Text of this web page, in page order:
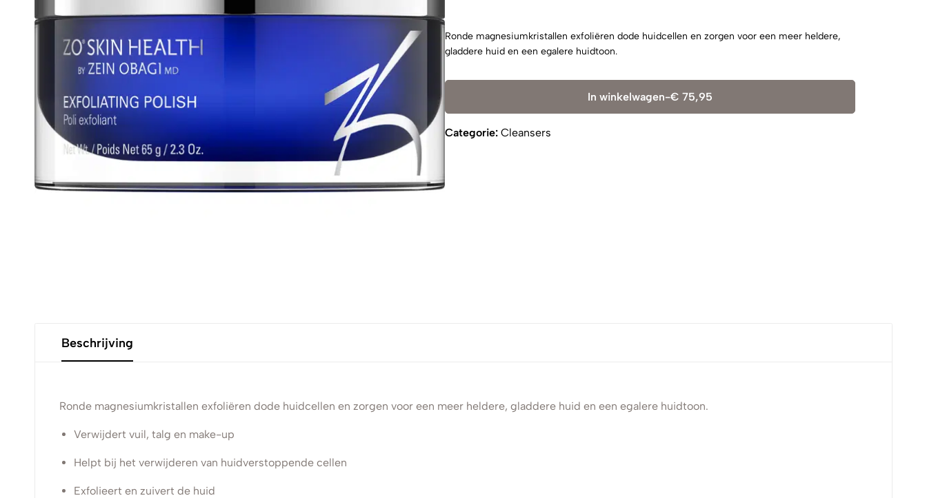
Ronde magnesiumkristallen exfoliëren dode huidcellen en zorgen voor een meer heldere,
gladdere huid en een egalere huidtoon.
In winkelwagen-€ 75,95
Categorie: Cleansers
Beschrijving
Ronde magnesiumkristallen exfoliëren dode huidcellen en zorgen voor een meer heldere, gladdere huid en een egalere huidtoon.
Verwijdert vuil, talg en make-up
Helpt bij het verwijderen van huidverstoppende cellen
Exfolieert en zuivert de huid